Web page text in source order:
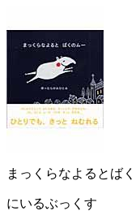
まっくらなよるとば
にいるぶっくす